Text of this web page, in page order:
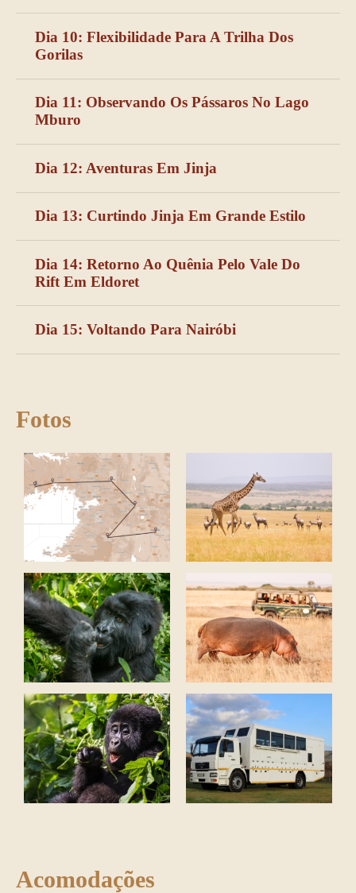
Dia 10: Flexibilidade Para A Trilha Dos
Gorilas
Dia 11: Observando Os Pássaros No Lago
Mburo
Dia 12: Aventuras Em Jinja
Dia 13: Curtindo Jinja Em Grande Estilo
Dia 14: Retorno Ao Quênia Pelo Vale Do
Rift Em Eldoret
Dia 15: Voltando Para Nairóbi
Fotos
Acomodações